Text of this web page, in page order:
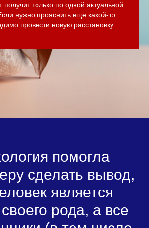
получит только по одной актуальной
нужно прояснить еще какой-то
провести новую расстановку.
помогла
сделать вывод,
является
рода, а все